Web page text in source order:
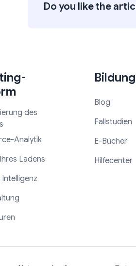
Do you like the
des
Analytik
Ladens
Bildung
Blog
Fallstudien
E-Bücher
Hilfecenter